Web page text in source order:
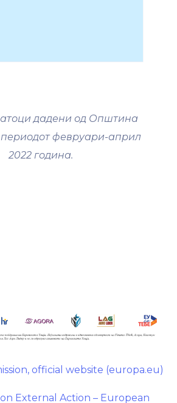
дадени од Општина
периодот февруари-април
2022 година.
official website (europa.eu)
External Action – European